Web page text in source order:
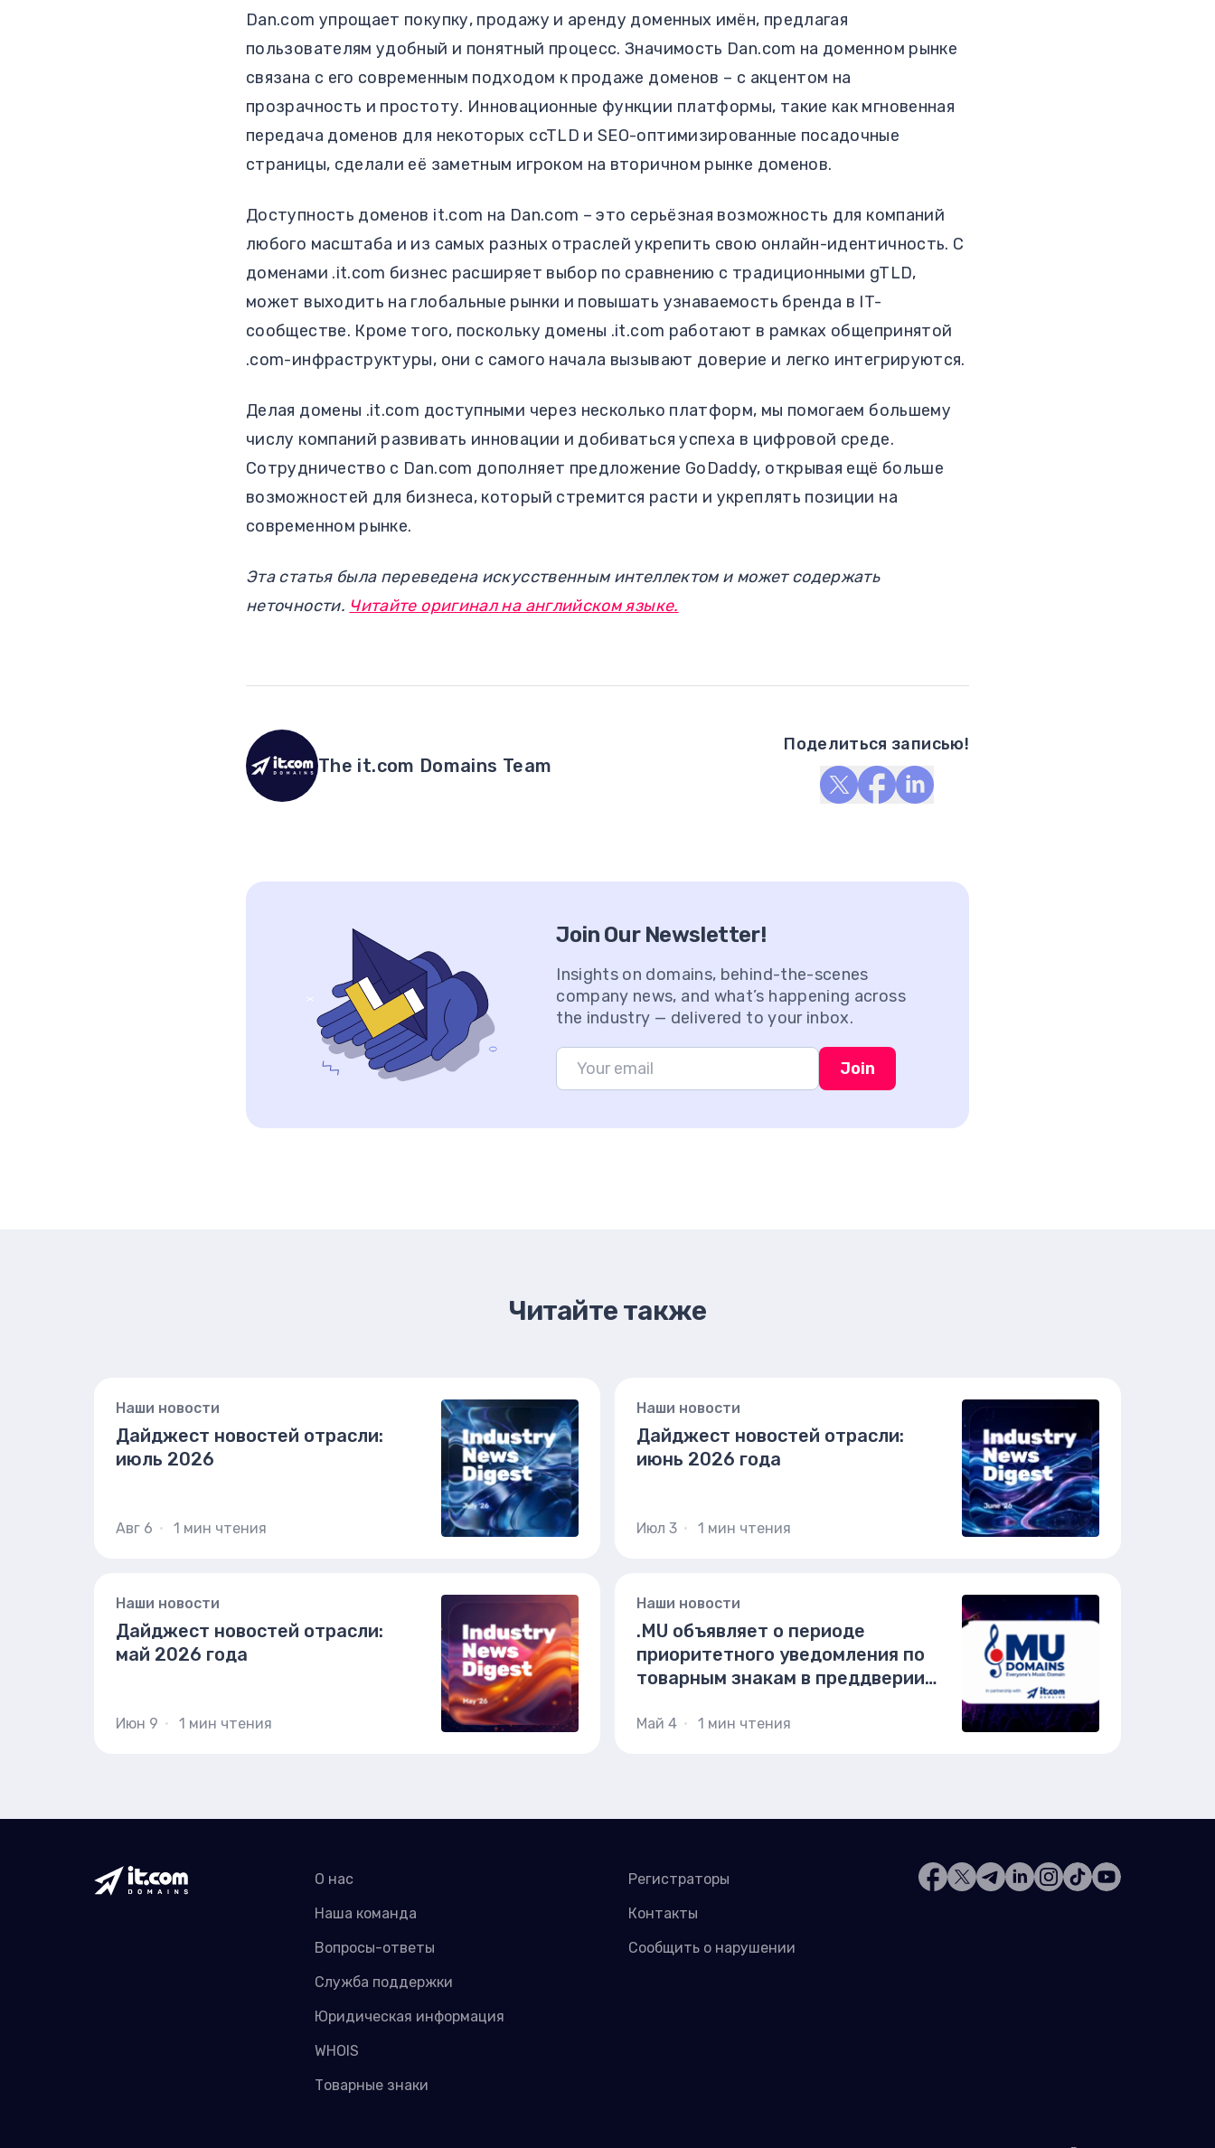
Dan.com упрощает покупку, продажу и аренду доменных имён, предлагая
пользователям удобный и понятный процесс. Значимость Dan.com на доменном рынке
связана с его современным подходом к продаже доменов – с акцентом на
прозрачность и простоту. Инновационные функции платформы, такие как мгновенная
передача доменов для некоторых ccTLD и SEO-оптимизированные посадочные
страницы, сделали её заметным игроком на вторичном рынке доменов.
Доступность доменов it.com на Dan.com – это серьёзная возможность для компаний
любого масштаба и из самых разных отраслей укрепить свою онлайн-идентичность. С
доменами .it.com бизнес расширяет выбор по сравнению с традиционными gTLD,
может выходить на глобальные рынки и повышать узнаваемость бренда в IT-
сообществе. Кроме того, поскольку домены .it.com работают в рамках общепринятой
.com-инфраструктуры, они с самого начала вызывают доверие и легко интегрируются.
Делая домены .it.com доступными через несколько платформ, мы помогаем большему
числу компаний развивать инновации и добиваться успеха в цифровой среде.
Сотрудничество с Dan.com дополняет предложение GoDaddy, открывая ещё больше
возможностей для бизнеса, который стремится расти и укреплять позиции на
современном рынке.
Эта статья была переведена искусственным интеллектом и может содержать
неточности. Читайте оригинал на английском языке.
The it.com Domains Team
Поделиться записью!
Join Our Newsletter!
Insights on domains, behind-the-scenes
company news, and what’s happening across
the industry — delivered to your inbox.
Join
Читайте также
Наши новости
Дайджест новостей отрасли:
июль 2026
Авг 6 1 мин чтения
Наши новости
Дайджест новостей отрасли:
июнь 2026 года
Июл 3 1 мин чтения
Наши новости
Дайджест новостей отрасли:
май 2026 года
Июн 9 1 мин чтения
Наши новости
.MU объявляет о периоде
приоритетного уведомления по
товарным знакам в преддверии
"домена музыки для всех"
Май 4 1 мин чтения
О нас
Наша команда
Вопросы-ответы
Служба поддержки
Юридическая информация
WHOIS
Товарные знаки
Регистраторы
Контакты
Сообщить о нарушении